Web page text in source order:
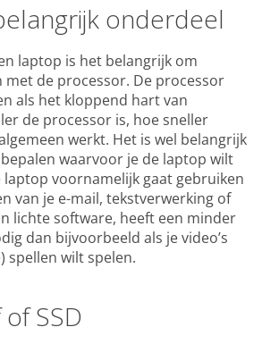
onderdeel
laptop is het belangrijk om
met de processor. De processor
als het kloppend hart van
de processor is, hoe sneller
werkt. Het is wel belangrijk
waarvoor je de laptop wilt
laptop voornamelijk gaat gebruiken
van je e-mail, tekstverwerking of
lichte software, heeft een minder
dan bijvoorbeeld als je video’s
spellen wilt spelen.
SSD